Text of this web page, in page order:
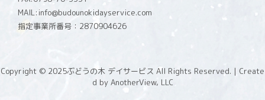
MAIL:info@budounokidayservice.com
指定事業所番号：2870904626
Copyright © 2025ぶどうの木 デイサービス All Rights Reserved. | Create
d byAnotherView, LLC